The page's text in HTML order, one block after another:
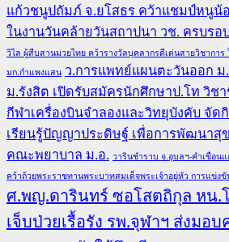
แก้วชนูปถัมภ์ จ.ยโสธร คว้าแชมป์หนูน้อ
ในงานวันคล้ายวันสถาปนา วช. ครบรอ
วิไล ผู้สืบสานมวยไทย คว้ารางวัลบุคลากรดีเด่นสายวิชาการ
มก.กำแพงแสน ว.การแพทย์แผนตะวันออก ม
ม.รังสิต เปิดรับสมัครนักศึกษาป.โท วิช
กีฬาเครื่องบินจำลองและวิทยุบังคับ จัด
เรียนรู้ปัญญาประดิษฐ์ เพื่อการพัฒนาสุ
คณะพยาบาล ม.อ. วารินชำราบ จ.อุบลฯ-คำเขื่อน
คว้าถ้วยพระราชทานพระบาทสมเด็จพระเจ้าอยู่หัว การแข่งขั
ศ.พญ.ดารินทร์ ซอโสตถิกุล หน.
เจ็บป่วยเรื้อรัง รพ.จุฬาฯ ส่งมอ